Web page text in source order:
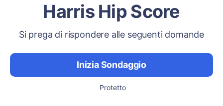
Harris Hip Score
Si prega di rispondere alle seguenti domande
Inizia Sondaggio
Protetto